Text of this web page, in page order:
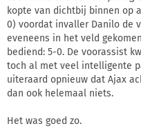
kopte van dichtbij binnen op
0) voordat invaller Danilo de
eveneens in het veld
bediend: 5-0. De voorassist
toch al met veel intelligente
uiteraard opnieuw dat Ajax
dan ook helemaal niets.
Het was goed zo.